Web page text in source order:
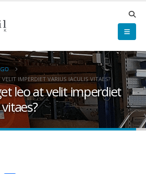
IMPERDIET VARIUS IACULIS VITAES?
leo at velit imperdiet